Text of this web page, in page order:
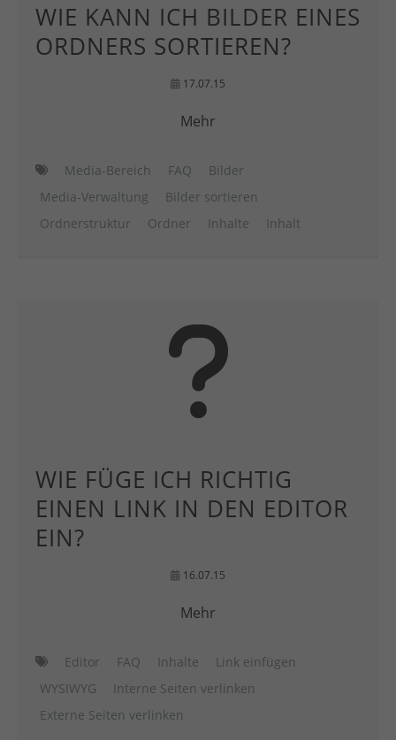
WIE KANN ICH BILDER EINES
ORDNERS SORTIEREN?
17.07.15
Mehr
Media-Bereich FAQ
Bilder
Media-Verwaltung
Bilder sortieren
Ordnerstruktur
Ordner Inhalte Inhalt
WIE FÜGE ICH RICHTIG
EINEN LINK IN DEN EDITOR
EIN?
16.07.15
Mehr
Editor FAQ Inhalte
Link einfügen
WYSIWYG
Interne Seiten verlinken
Externe Seiten verlinken